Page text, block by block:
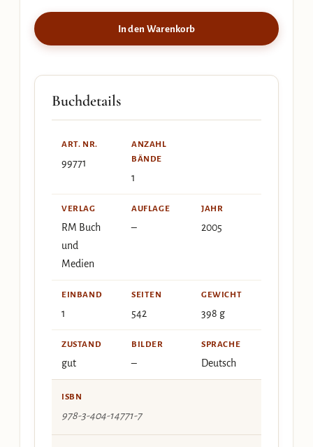
In den Warenkorb
Buchdetails
ART. NR.
99771
ANZAHL
BÄNDE
1
VERLAG
RM Buch
und
Medien
AUFLAGE
–
JAHR
2005
EINBAND
1
SEITEN
542
GEWICHT
398 g
ZUSTAND
gut
BILDER
–
SPRACHE
Deutsch
ISBN
978-3-404-14771-7